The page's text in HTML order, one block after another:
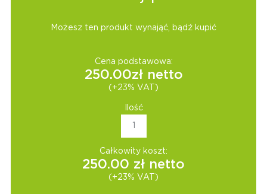
Możesz ten produkt wynająć, bądź kupić
Cena podstawowa:
250.00zł netto
(+23% VAT)
Ilość
Całkowity koszt:
250.00 zł netto
(+23% VAT)